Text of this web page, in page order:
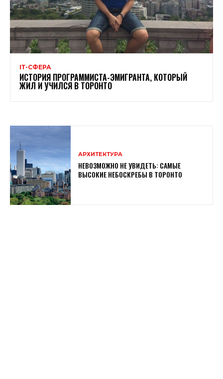
ІТ-СФЕРА
ИСТОРИЯ ПРОГРАММИСТА-ЭМИГРАНТА, КОТОРЫЙ
ЖИЛ И УЧИЛСЯ В ТОРОНТО
АРХИТЕКТУРА
НЕВОЗМОЖНО НЕ УВИДЕТЬ: САМЫЕ
ВЫСОКИЕ НЕБОСКРЕБЫ В ТОРОНТО